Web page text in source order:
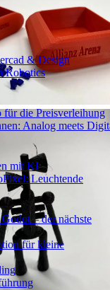
& Design
Robotics
die Preisverleihung
Analog meets
mit KI
Leuchtende
– der nächste
für kleine